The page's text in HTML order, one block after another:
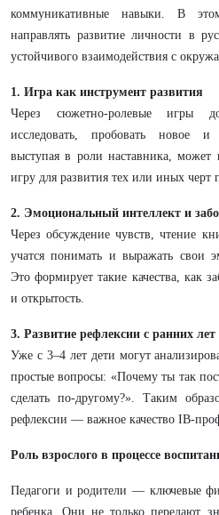
коммуникативные навыки. В
направлять развитие личности в
устойчивого взаимодействия с
1. Игра как инструмент развития
Через сюжетно-ролевые игры
исследовать, пробовать новое и
выступая в роли наставника, может
игру для развития тех или иных черт
2. Эмоциональный интеллект и
Через обсуждение чувств, чтение
учатся понимать и выражать свои
Это формирует такие качества, как
и открытость.
3. Развитие рефлексии с ранних лет
Уже с 3–4 лет дети могут
простые вопросы: «Почему ты так
сделать по-другому?». Таким
рефлексии — важное качество IB-
Роль взрослого в процессе
Педагоги и родители — ключевые
ребенка. Они не только передают